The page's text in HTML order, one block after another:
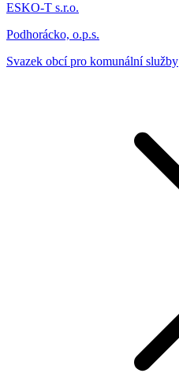
ESKO-T s.r.o.
Podhorácko, o.p.s.
Svazek obcí pro komunální služby